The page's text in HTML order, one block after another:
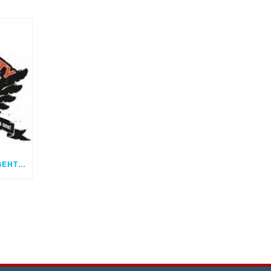
RES PUBLICA – SICHERHEIT GEHT UNS ALLE AN! CYBER SECURITY AUSTRIA (CSA)